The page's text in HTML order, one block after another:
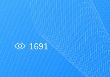
1691